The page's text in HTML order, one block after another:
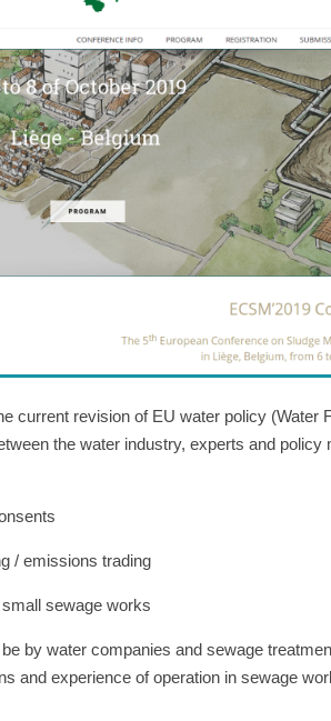
current revision of EU water policy
the water industry, experts and
/ emissions trading
sewage works
by water companies and sewage
and experience of operation in sewage